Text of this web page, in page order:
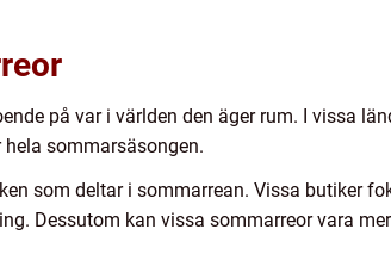
på var i världen den äger rum. I vissa
sommarsäsongen.
som deltar i sommarrean. Vissa butiker
Dessutom kan vissa sommarreor vara